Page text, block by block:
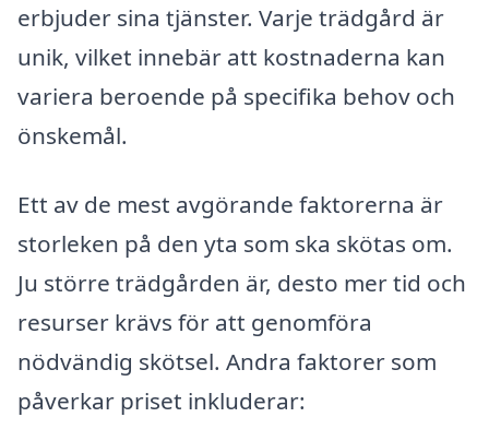
erbjuder sina tjänster. Varje trädgård är
unik, vilket innebär att kostnaderna kan
variera beroende på specifika behov och
önskemål.
Ett av de mest avgörande faktorerna är
storleken på den yta som ska skötas om.
Ju större trädgården är, desto mer tid och
resurser krävs för att genomföra
nödvändig skötsel. Andra faktorer som
påverkar priset inkluderar: